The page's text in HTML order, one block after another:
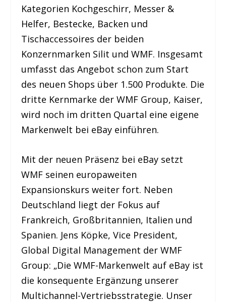
Kategorien Kochgeschirr, Messer &
Helfer, Bestecke, Backen und
Tischaccessoires der beiden
Konzernmarken Silit und WMF. Insgesamt
umfasst das Angebot schon zum Start
des neuen Shops über 1.500 Produkte. Die
dritte Kernmarke der WMF Group, Kaiser,
wird noch im dritten Quartal eine eigene
Markenwelt bei eBay einführen.
Mit der neuen Präsenz bei eBay setzt
WMF seinen europaweiten
Expansionskurs weiter fort. Neben
Deutschland liegt der Fokus auf
Frankreich, Großbritannien, Italien und
Spanien. Jens Köpke, Vice President,
Global Digital Management der WMF
Group: „Die WMF-Markenwelt auf eBay ist
die konsequente Ergänzung unserer
Multichannel-Vertriebsstrategie. Unser